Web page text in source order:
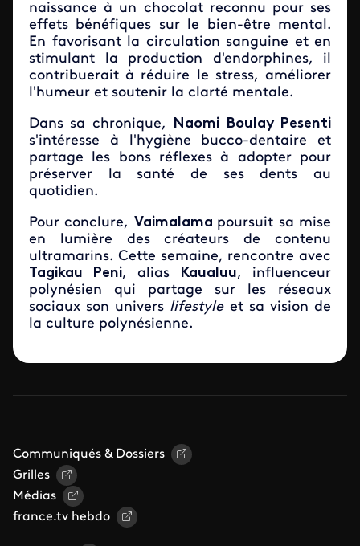
naissance à un chocolat reconnu pour ses
effets bénéfiques sur le bien-être mental.
En favorisant la circulation sanguine et en
stimulant la production d'endorphines, il
contribuerait à réduire le stress, améliorer
l'humeur et soutenir la clarté mentale.
Dans sa chronique, Naomi Boulay Pesenti
s'intéresse à l'hygiène bucco-dentaire et
partage les bons réflexes à adopter pour
préserver la santé de ses dents au
quotidien.
Pour conclure, Vaimalama poursuit sa mise
en lumière des créateurs de contenu
ultramarins. Cette semaine, rencontre avec
Tagikau Peni, alias Kaualuu, influenceur
polynésien qui partage sur les réseaux
sociaux son univers lifestyleet sa vision de
la culture polynésienne.
Communiqués & Dossiers
Grilles
Médias
france.tv hebdo